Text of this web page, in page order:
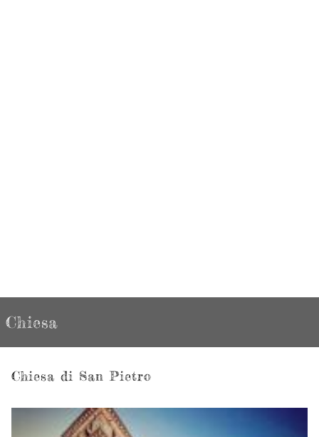
Chiesa
Chiesa di San Pietro